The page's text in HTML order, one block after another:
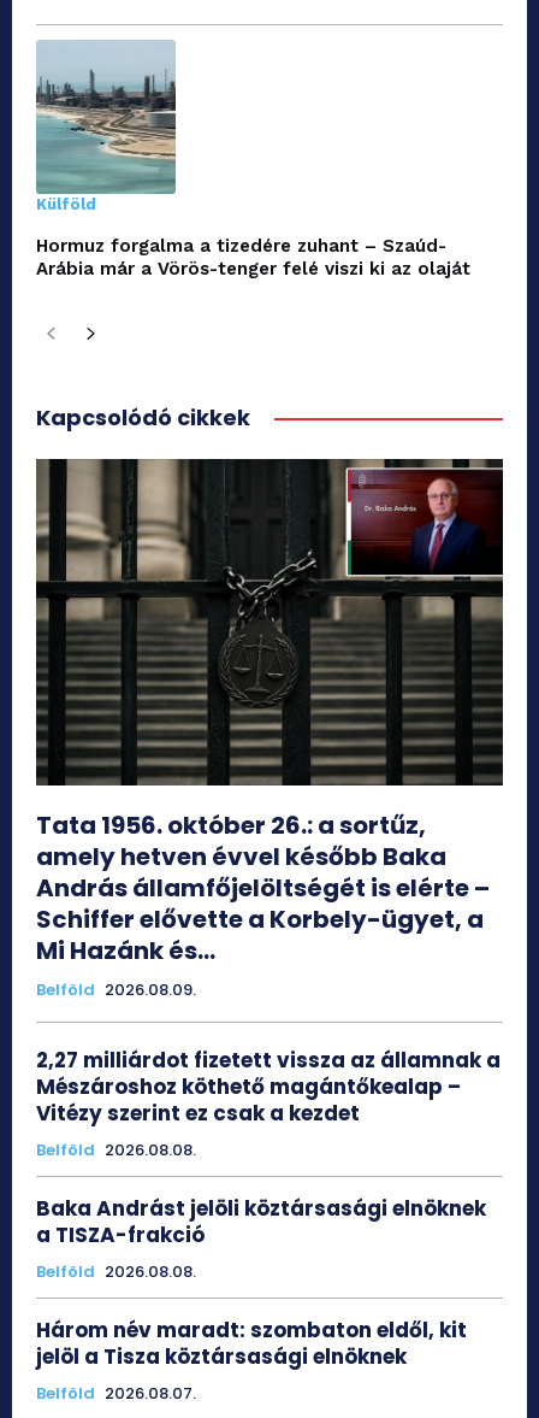
Külföld
Hormuz forgalma a tizedére zuhant – Szaúd-
Arábia már a Vörös-tenger felé viszi ki az olaját
Kapcsolódó cikkek
Tata 1956. október 26.: a sortűz,
amely hetven évvel később Baka
András államfőjelöltségét is elérte –
Schiffer elővette a Korbely-ügyet, a
Mi Hazánk és...
Belföld 2026.08.09.
2,27 milliárdot fizetett vissza az államnak a
Mészároshoz köthető magántőkealap –
Vitézy szerint ez csak a kezdet
Belföld 2026.08.08.
Baka Andrást jelöli köztársasági elnöknek
a TISZA-frakció
Belföld 2026.08.08.
Három név maradt: szombaton eldől, kit
jelöl a Tisza köztársasági elnöknek
Belföld 2026.08.07.